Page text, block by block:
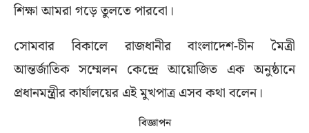
শিক্ষা আমরা গড়ে তুলতে পারবো।
সোমবার বিকালে রাজধানীর বাংলাদেশ-চীন মৈত্রী
আন্তর্জাতিক সম্মেলন কেন্দ্রে আয়োজিত এক অনুষ্ঠানে
প্রধানমন্ত্রীর কার্যালয়ের এই মুখপাত্র এসব কথা বলেন।
বিজ্ঞাপন